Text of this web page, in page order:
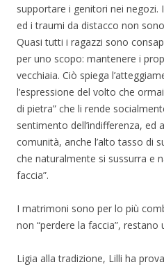
supportare i genitori nei
ed i traumi da distacco non
Quasi tutti i ragazzi sono
per uno scopo: mantenere i
vecchiaia. Ciò spiega
l’espressione del volto che
di pietra” che li rende
sentimento dell’indifferenza, ed
comunità, anche l’alto tasso di
che naturalmente si sussurra e
faccia”.
I matrimoni sono per lo più
non “perdere la faccia”, restano
Ligia alla tradizione, Lilli ha